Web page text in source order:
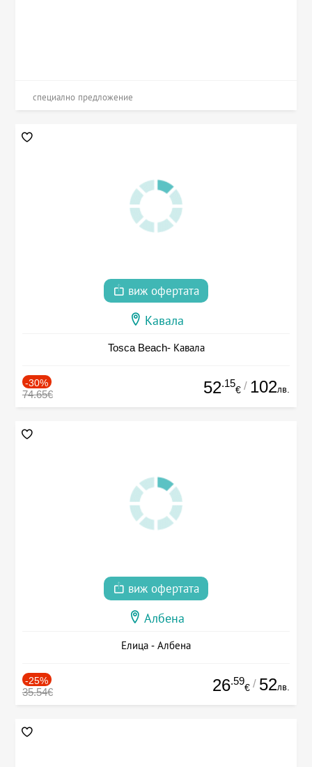
специално предложение
виж офертата
Кавала
Tosca Beach- Кавала
-30%
74.65€ 52.15
€ / 102лв.
виж офертата
Албена
Елица - Албена
-25%
35.54€ 26.59
€ / 52лв.